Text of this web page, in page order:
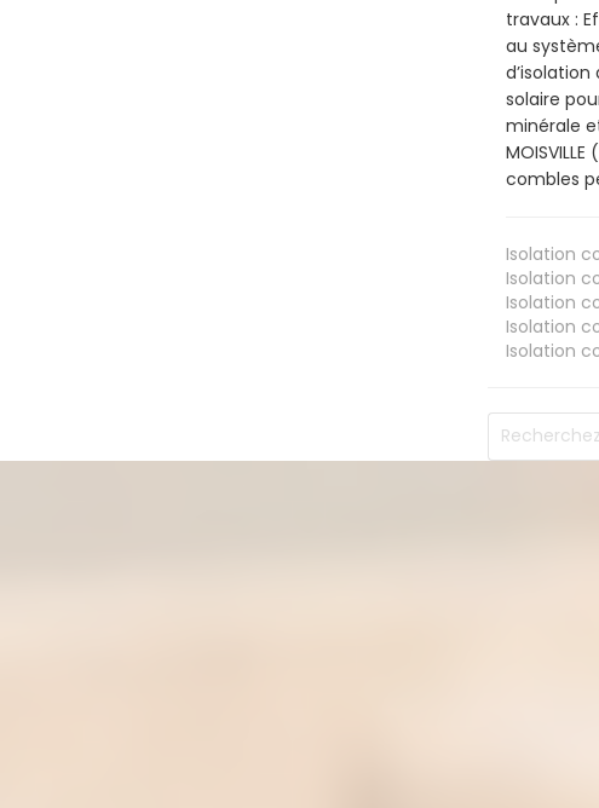
travaux :
au
solaire
minérale
combles
Isolation
Isolation
Isolation
Isolation
Isolation